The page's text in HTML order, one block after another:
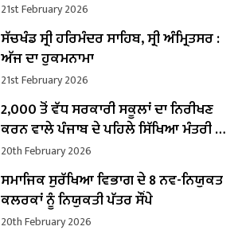
ਪ੍ਰਵਾਨਗੀ
21st February 2026
ਸੱਚਖੰਡ ਸ੍ਰੀ ਹਰਿਮੰਦਰ ਸਾਹਿਬ, ਸ੍ਰੀ ਅੰਮ੍ਰਿਤਸਰ :
ਅੱਜ ਦਾ ਹੁਕਮਨਾਮਾ
21st February 2026
2,000 ਤੋਂ ਵੱਧ ਸਰਕਾਰੀ ਸਕੂਲਾਂ ਦਾ ਨਿਰੀਖਣ
ਕਰਨ ਵਾਲੇ ਪੰਜਾਬ ਦੇ ਪਹਿਲੇ ਸਿੱਖਿਆ ਮੰਤਰੀ ਬਣੇ
ਹਰਜੋਤ ਸਿੰਘ ਬੈਂਸ
20th February 2026
ਸਮਾਜਿਕ ਸੁਰੱਖਿਆ ਵਿਭਾਗ ਦੇ 8 ਨਵ-ਨਿਯੁਕਤ
ਕਲਰਕਾਂ ਨੂੰ ਨਿਯੁਕਤੀ ਪੱਤਰ ਸੌਂਪੇ
20th February 2026